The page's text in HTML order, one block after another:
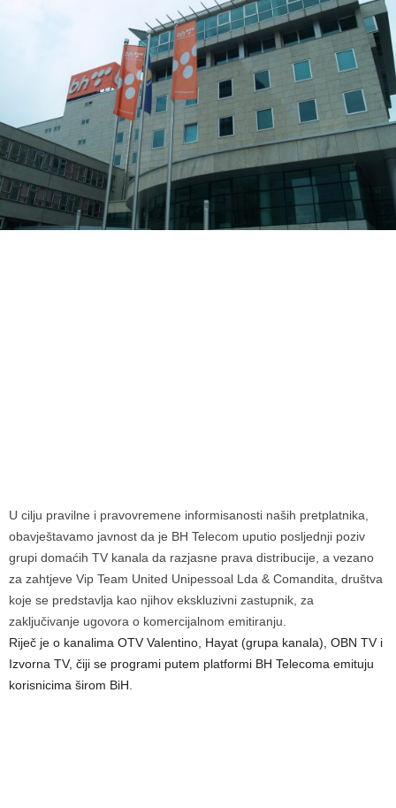
U cilju pravilne i pravovremene informisanosti naših pretplatnika,
obavještavamo javnost da je BH Telecom uputio posljednji poziv
grupi domaćih TV kanala da razjasne prava distribucije, a vezano
za zahtjeve Vip Team United Unipessoal Lda & Comandita, društva
koje se predstavlja kao njihov ekskluzivni zastupnik, za
zaključivanje ugovora o komercijalnom emitiranju.
Riječ je o kanalima OTV Valentino, Hayat (grupa kanala), OBN TV i
Izvorna TV, čiji se programi putem platformi BH Telecoma emituju
korisnicima širom BiH.